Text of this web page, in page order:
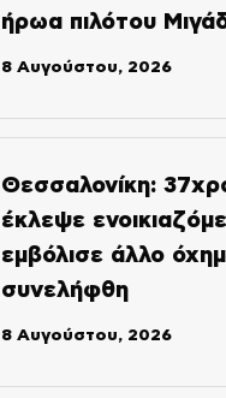
ήρωα πιλότου
8 Αυγούστου, 2026
Θεσσαλονίκη:
έκλεψε
εμβόλισε άλλο
συνελήφθη
8 Αυγούστου, 2026